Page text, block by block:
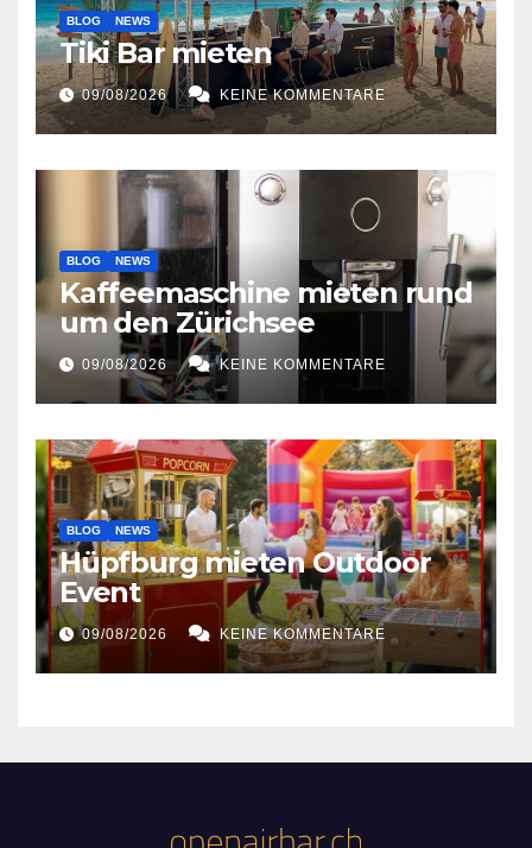
BLOG NEWS
Tiki Bar mieten
09/08/2026 KEINE KOMMENTARE
BLOG NEWS
Kaffeemaschine mieten rund
um den Zürichsee
09/08/2026 KEINE KOMMENTARE
BLOG NEWS
Hüpfburg mieten Outdoor
Event
09/08/2026 KEINE KOMMENTARE